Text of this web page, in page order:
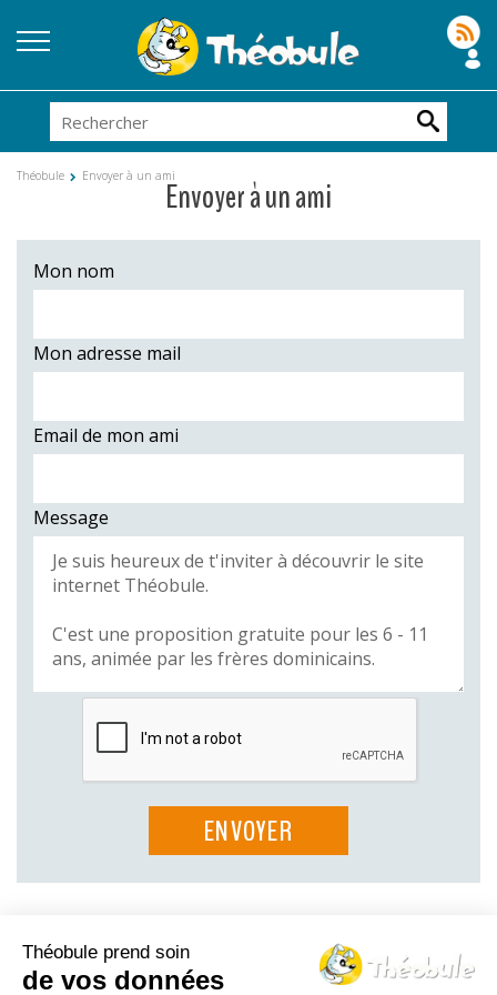
Théobule Envoyer à un amiEnvoyer à un ami
Mon nom
Mon adresse mail
Email de mon ami
Message
Le Théo-blog
Théobule prend soin
de vos données